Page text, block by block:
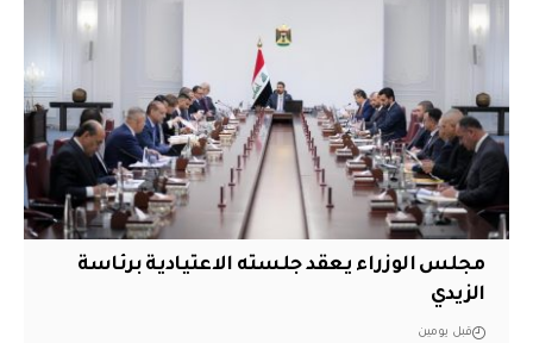
مجلس الوزراء يعقد جلسته الاعتيادية برئاسة
الزيدي
قبل يومين